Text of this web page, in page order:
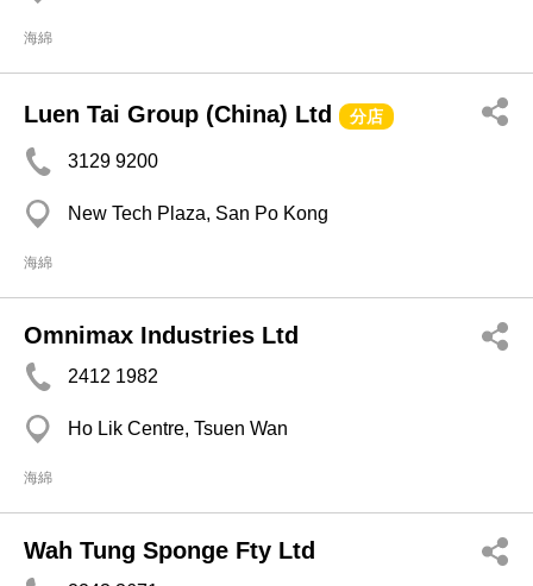
海綿
Luen Tai Group (China) Ltd 分店
3129 9200
New Tech Plaza, San Po Kong
海綿
Omnimax Industries Ltd
2412 1982
Ho Lik Centre, Tsuen Wan
海綿
Wah Tung Sponge Fty Ltd